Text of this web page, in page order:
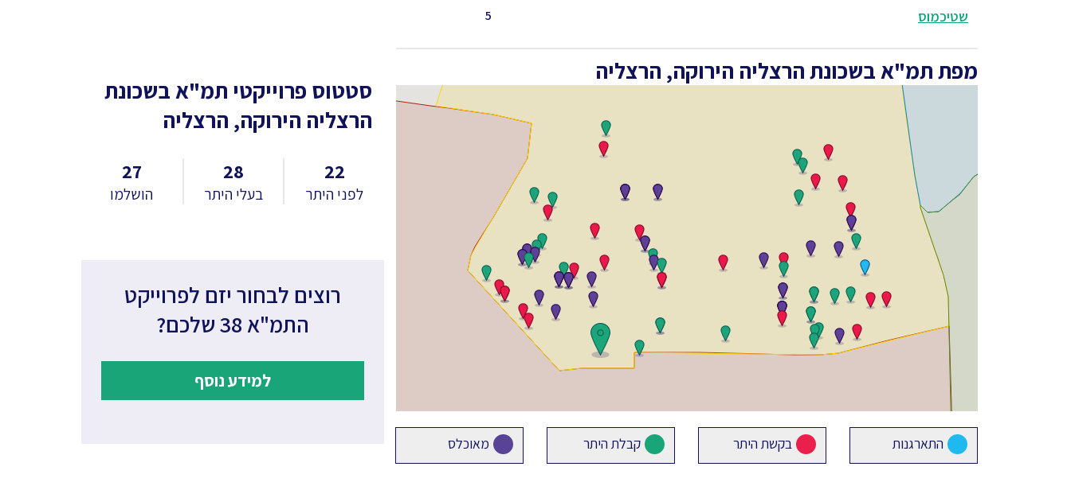
שטיכמוס 5
מפת תמ"א בשכונת הרצליה הירוקה, הרצליה
התארגנות בקשת היתר קבלת היתר מאוכלס
סטטוס פרוייקטי תמ"אבשכונת
הרצליה הירוקה, הרצליה
22
לפני היתר
28
בעלי היתר
27
הושלמו
רוצים לבחור יזם לפרוייקט
התמ"א 38 שלכם?
למידע נוסף